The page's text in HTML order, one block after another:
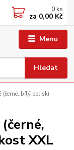
Menu
Hledat
0 ks
za 0,00 Kč
(černé, bílý potisk)
XXL